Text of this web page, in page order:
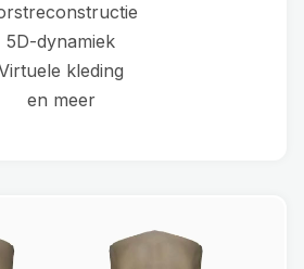
5D-dynamiek
kleding
en meer